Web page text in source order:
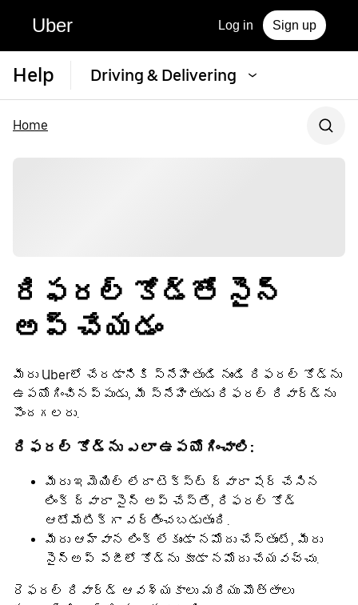
Uber Log in Sign up
Help Driving & Delivering
Home
రిఫరల్ కోడ్‌తో సైన్
అప్ చేయడం
మీరు Uberలో చేరడానికి స్నేహితుడి నుండి రిఫరల్ కోడ్‌ను
ఉపయోగించినప్పుడు, మీ స్నేహితుడు రిఫరల్ రివార్డ్‌ను
పొందగలరు.
రిఫరల్ కోడ్‌ను ఎలా ఉపయోగించాలి:
మీరు ఇమెయిల్ లేదా టెక్స్ట్ ద్వారా షేర్ చేసిన
లింక్ ద్వారా సైన్ అప్ చేస్తే, రిఫరల్ కోడ్
ఆటోమేటిక్గా వర్తించబడుతుంది.
మీరు ఆహ్వాన లింక్ లేకుండా నమోదు చేస్తుంటే, మీరు
సైన్అప్ పేజీలో కోడ్‌ను కూడా నమోదు చేయవచ్చు.
రెఫరల్ రివార్డ్ ఆవశ్యకాలు మరియు మొత్తాలు